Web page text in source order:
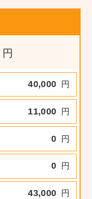
円
40,000 円
11,000 円
0 円
0 円
43,000 円